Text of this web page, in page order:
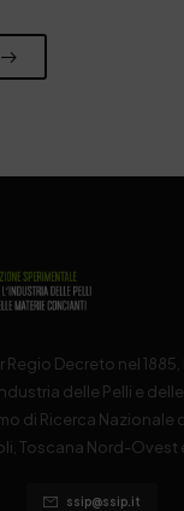
Decreto nel
delle Pelli e
di Ricerca Nazionale
Toscana Nord-Ovest
ssip@ssip.it